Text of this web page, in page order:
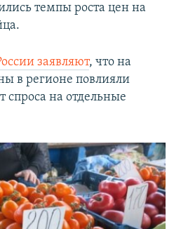
темпы роста цен на
заявляют, что на
в регионе повлияли
спроса на отдельные